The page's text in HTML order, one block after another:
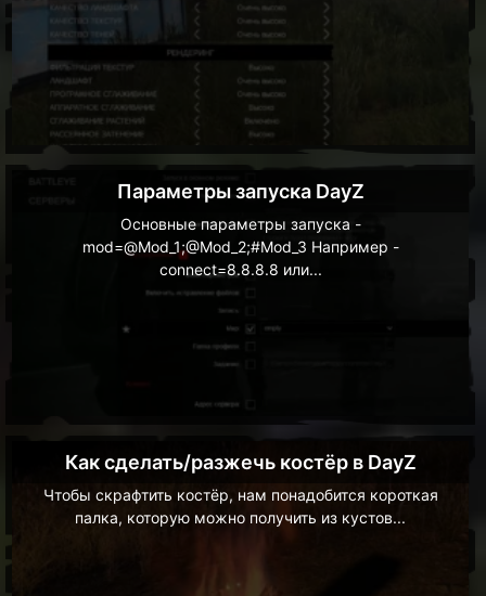
Параметры запуска DayZ
Основные параметры запуска -
mod=@Mod_1;@Mod_2;#Mod_3 Например -
connect=8.8.8.8 или...
Как сделать/разжечь костёр в DayZ
Чтобы скрафтить костёр, нам понадобится короткая
палка, которую можно получить из кустов...